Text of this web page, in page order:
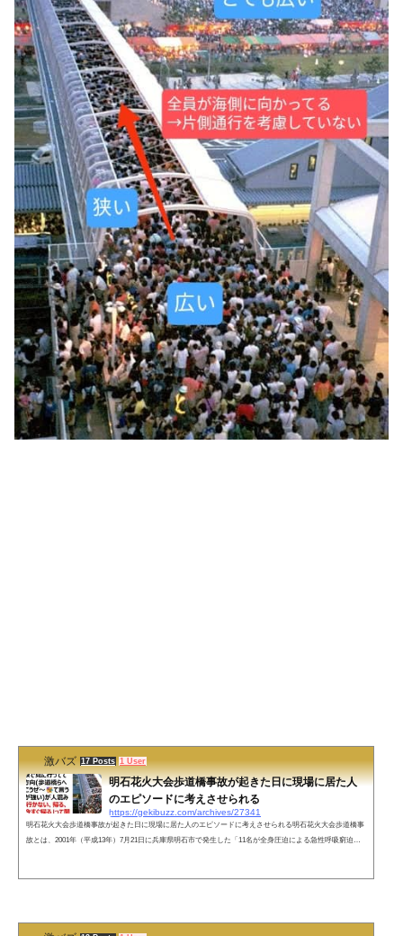
激バズ 17 Posts 1 User
明石花火大会歩道橋事故が起きた日に現場に居た人
のエピソードに考えさせられる
https://gekibuzz.com/archives/27341
明石花火大会歩道橋事故が起きた日に現場に居た人のエピソードに考えさせられる明石花火大会歩道橋事
故とは、2001年（平成13年）7月21日に兵庫県明石市で発生した「11名が全身圧迫による急性呼吸窮迫症